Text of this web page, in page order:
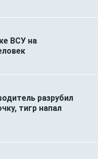
ВСУ на
разрубил
тигр напал